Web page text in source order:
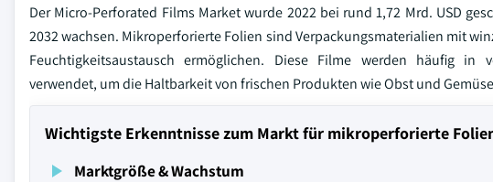
Der Micro-Perforated Films Market wurde 2022 bei rund 1,72 Mrd. USD
2032 wachsen. Mikroperforierte Folien sind Verpackungsmaterialien mit
Feuchtigkeitsaustausch ermöglichen. Diese Filme werden häufig in
verwendet, um die Haltbarkeit von frischen Produkten wie Obst und
Wichtigste Erkenntnisse zum Markt für mikroperforierte
Marktgröße & Wachstum